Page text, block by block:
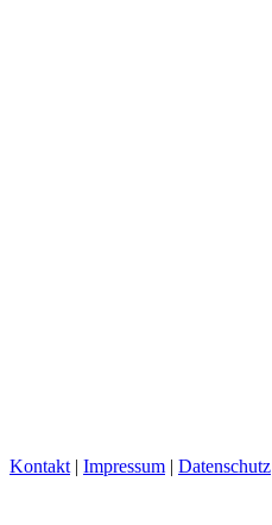
Kontakt | Impressum | Datenschutz